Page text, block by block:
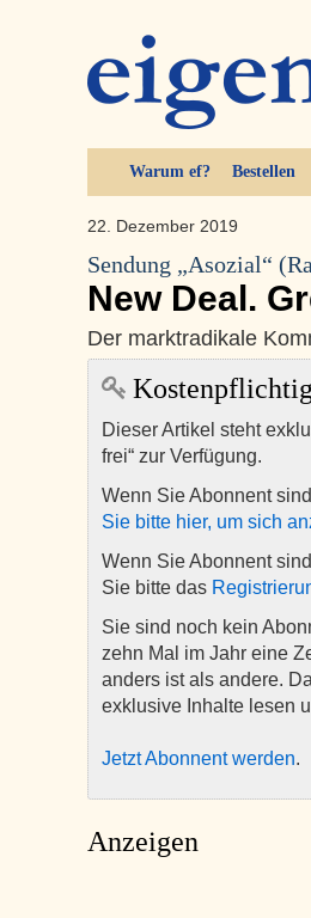
Warum ef? Bestellen
22. Dezember 2019
Sendung „Asozial“
New Deal.
Der marktradikale
Dieser Artikel steht
frei“ zur Verfügung.
Wenn Sie Abonnent
Sie bitte hier, um sich
Wenn Sie Abonnent
Sie bitte das
Sie sind noch kein
zehn Mal im Jahr eine
anders ist als andere.
exklusive Inhalte lesen
Jetzt Abonnent werden.
Anzeigen